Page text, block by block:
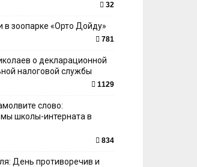
32
зоопарке «Орто Дойду»
781
о декларационной
налоговой службы
1129
слово:
школы-интерната в
834
День противоречив и